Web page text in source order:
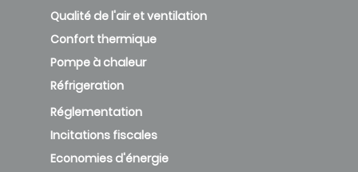
Qualité de l'air et ventilation
Confort thermique
Pompe à chaleur
Réfrigeration
Réglementation
Incitations fiscales
Economies d'énergie